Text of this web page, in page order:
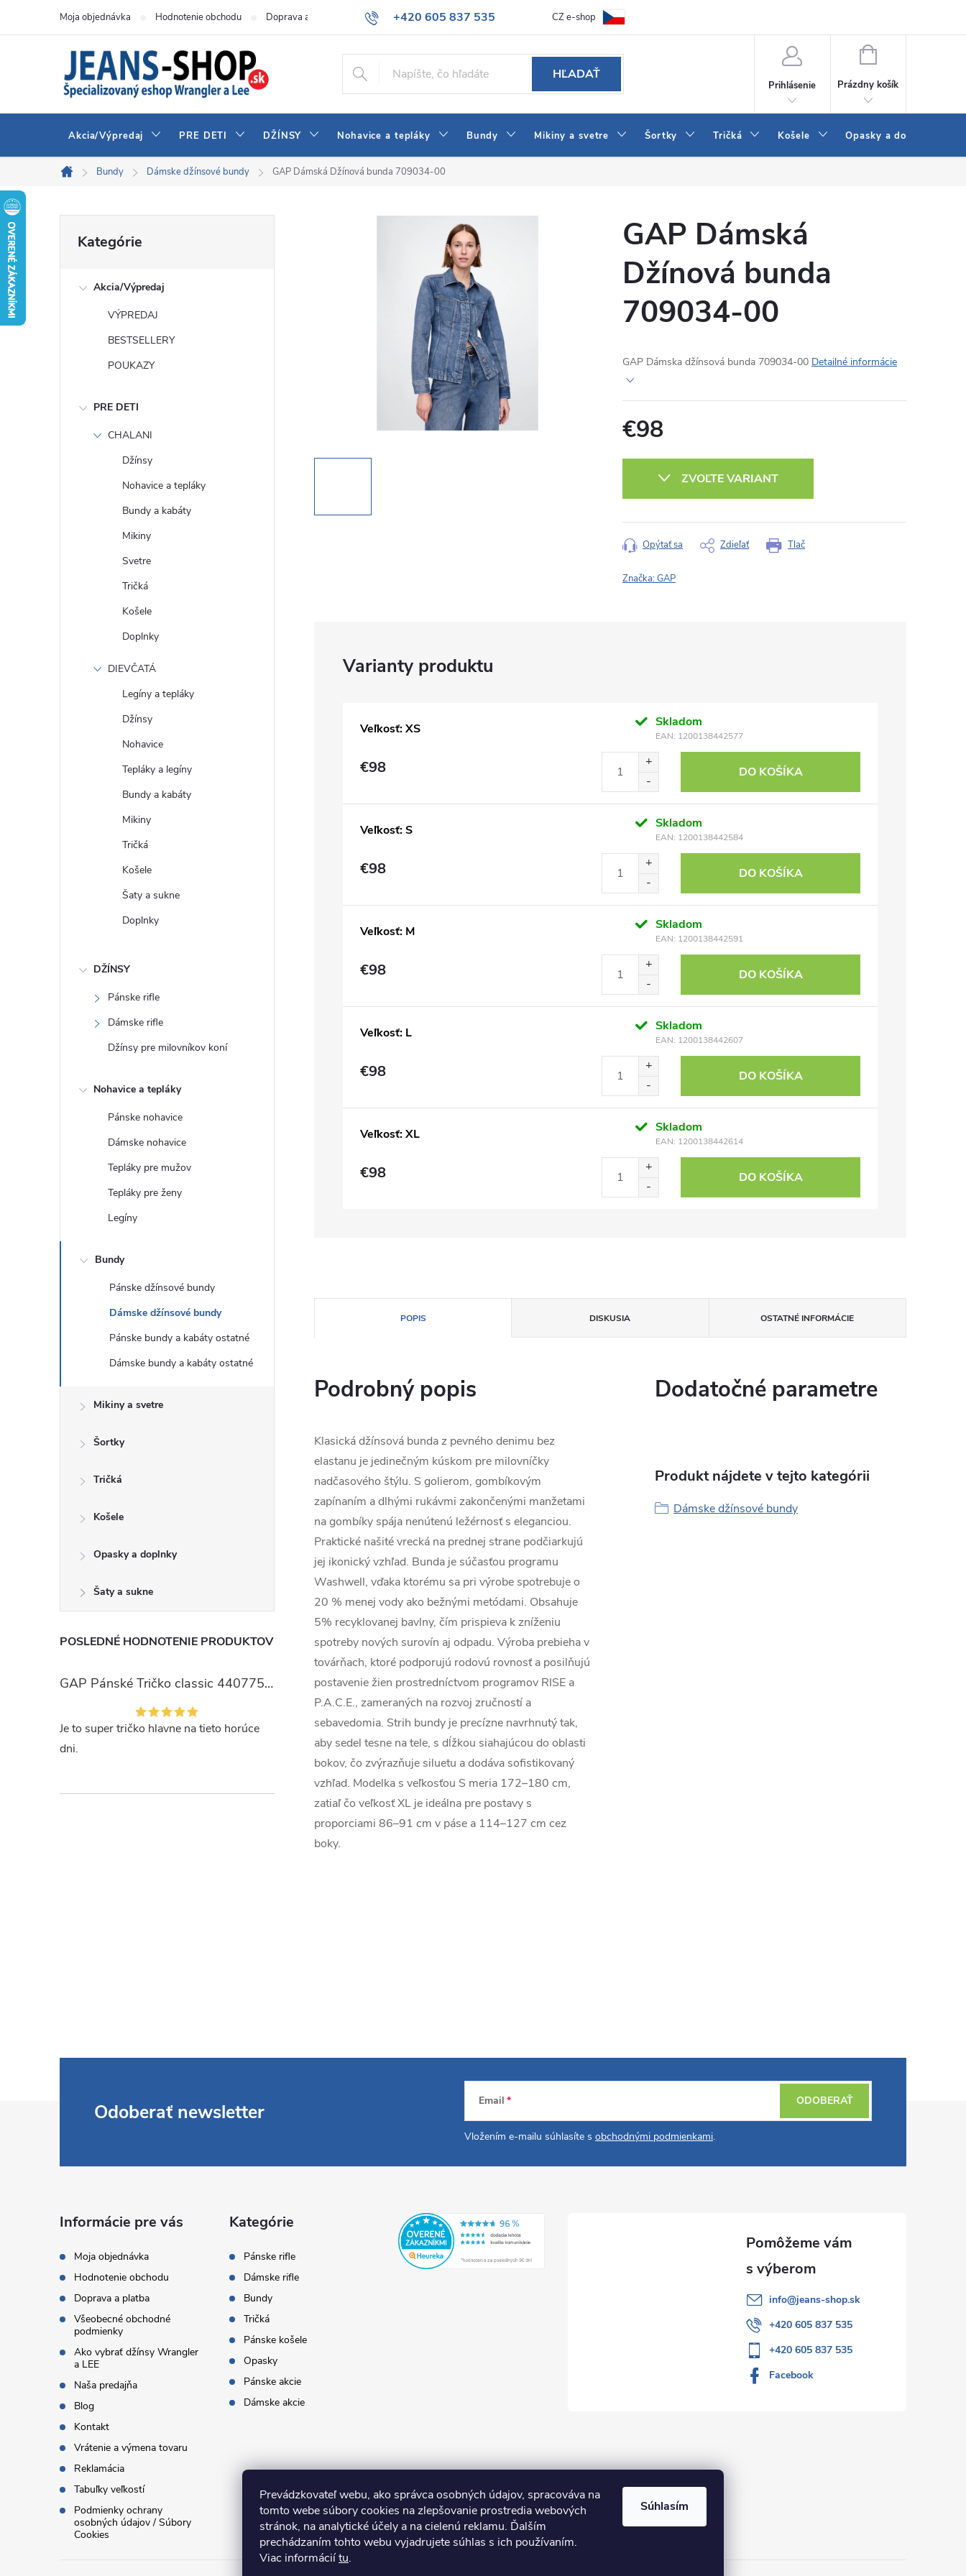
Prevádzkovateľ webu, ako správca osobných údajov, spracováva na
tomto webe súbory cookies na zlepšovanie prostredia webových
stránok, na analytické účely a na cielenú reklamu. Ďalším
prechádzaním tohto webu vyjadrujete súhlas s ich používaním.
Viac informáciítu.
Súhlasím
+420 605 837 535
info@jeans-shop.sk
Moja objednávka Hodnotenie obchodu Doprava a platba Všeobecné obchodné podmienky Ako vybrať džínsy Wrangler a LEE
CZ e-shop
HĽADAŤ
Prihlásenie
NÁKUPNÝ
Prázdny košík
Akcia/Výpredaj PRE DETI DŽÍNSY Nohavice a tepláky Bundy Mikiny a svetre Šortky Tričká Košele Opasky a doplnky
Domov
Bundy Dámske džínsové bundy GAP Dámská Džínová bunda 709034-00
kategórie
Kategórie
Akcia/Výpredaj
VÝPREDAJ
BESTSELLERY
POUKAZY
PRE DETI
CHALANI
Džínsy
Nohavice a tepláky
Bundy a kabáty
Mikiny
Svetre
Tričká
Košele
Doplnky
DIEVČATÁ
Legíny a tepláky
Džínsy
Nohavice
Tepláky a legíny
Bundy a kabáty
Mikiny
Tričká
Košele
Šaty a sukne
Doplnky
DŽÍNSY
Pánske rifle
Dámske rifle
Džínsy pre milovníkov koní
Nohavice a tepláky
Pánske nohavice
Dámske nohavice
Tepláky pre mužov
Tepláky pre ženy
Legíny
Bundy
Pánske džínsové bundy
Dámske džínsové bundy
Pánske bundy a kabáty ostatné
Dámske bundy a kabáty ostatné
Mikiny a svetre
Šortky
Tričká
Košele
Opasky a doplnky
Šaty a sukne
POSLEDNÉ HODNOTENIE PRODUKTOV
GAP Pánské Tričko classic 440775-00
Je to super tričko hlavne na tieto horúce
dni.
GAP Dámská
Džínová bunda
709034-00
GAP Dámska džínsová bunda 709034-00 Detailné informácie
€98
ZVOĽTE VARIANT
Tlač
Opýtať sa Zdieľať
Značka:GAP
Veľkosť: XS Skladom
EAN: 1200138442577
€98 DO KOŠÍKA
Veľkosť: S Skladom
EAN: 1200138442584
€98 DO KOŠÍKA
Veľkosť: M Skladom
EAN: 1200138442591
€98 DO KOŠÍKA
Veľkosť: L Skladom
EAN: 1200138442607
€98 DO KOŠÍKA
Veľkosť: XL Skladom
EAN: 1200138442614
€98 DO KOŠÍKA
POPIS DISKUSIA OSTATNÉ INFORMÁCIE
Podrobný popis
Klasická džínsová bunda z pevného denimu bez
elastanu je jedinečným kúskom pre milovníčky
nadčasového štýlu. S golierom, gombíkovým
zapínaním a dlhými rukávmi zakončenými manžetami
na gombíky spája nenútenú ležérnosť s eleganciou.
Praktické našité vrecká na prednej strane podčiarkujú
jej ikonický vzhľad. Bunda je súčasťou programu
Washwell, vďaka ktorému sa pri výrobe spotrebuje o
20 % menej vody ako bežnými metódami. Obsahuje
5% recyklovanej bavlny, čím prispieva k zníženiu
spotreby nových surovín aj odpadu. Výroba prebieha v
továrňach, ktoré podporujú rodovú rovnosť a posilňujú
postavenie žien prostredníctvom programov RISE a
P.A.C.E., zameraných na rozvoj zručností a
sebavedomia. Strih bundy je precízne navrhnutý tak,
aby sedel tesne na tele, s dĺžkou siahajúcou do oblasti
bokov, čo zvýrazňuje siluetu a dodáva sofistikovaný
vzhľad. Modelka s veľkosťou S meria 172–180 cm,
zatiaľ čo veľkosť XL je ideálna pre postavy s
proporciami 86–91 cm v páse a 114–127 cm cez
boky.
Dodatočné parametre
Produkt nájdete v tejto kategórii
Dámske džínsové bundy
Odoberať newsletter Email
Vložením e-mailu súhlasíte s obchodnými podmienkami.
ODOBERAŤ
Informácie pre vás
Moja objednávka
Hodnotenie obchodu
Doprava a platba
Všeobecné obchodné
podmienky
Ako vybrať džínsy Wrangler
a LEE
Naša predajňa
Blog
Kontakt
Vrátenie a výmena tovaru
Reklamácia
Tabuľky veľkostí
Podmienky ochrany
osobných údajov / Súbory
Cookies
Kategórie
Pánske rifle
Dámske rifle
Bundy
Tričká
Pánske košele
Opasky
Pánske akcie
Dámske akcie
info@jeans-shop.sk
+420 605 837 535
+420 605 837 535
Facebook